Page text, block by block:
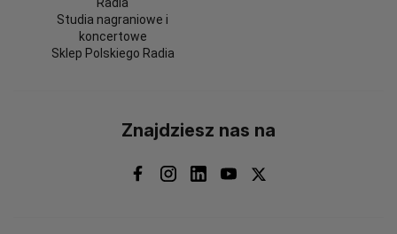
Studia nagraniowe i
koncertowe
Sklep Polskiego Radia
Znajdziesz nas na